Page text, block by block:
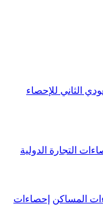
الثاني للإحصاء
التجارة الدولية
المساكن إحصاءات